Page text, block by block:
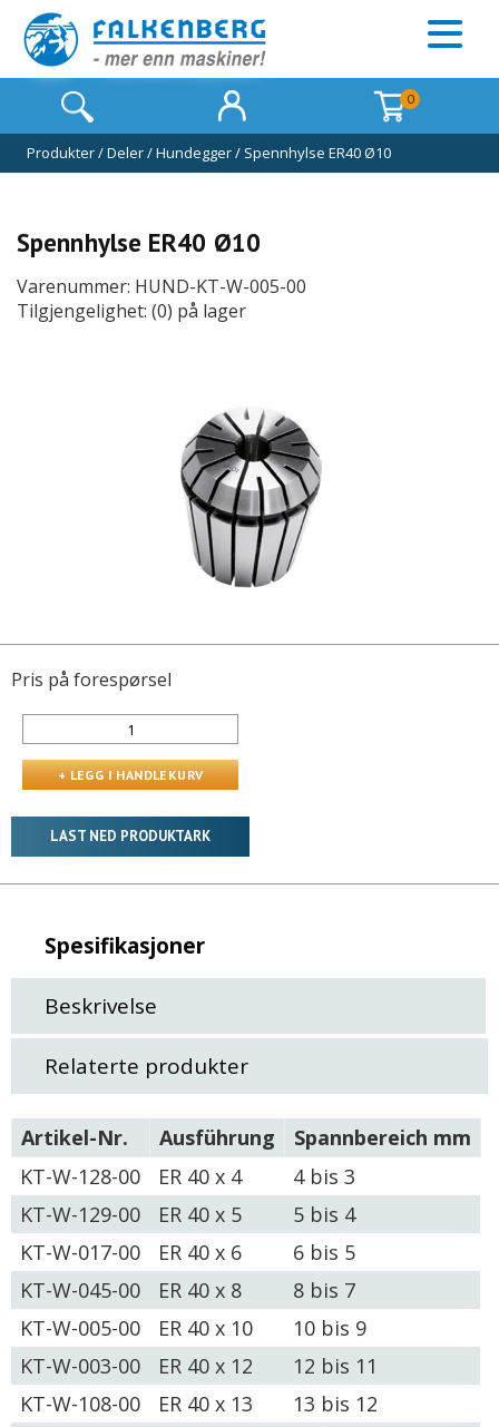
0
Produkter/Deler/Hundegger/ Spennhylse ER40 Ø10
Spennhylse ER40 Ø10
Varenummer: HUND-KT-W-005-00
Tilgjengelighet: (0) på lager
Pris på forespørsel
LAST NED PRODUKTARK
Spesifikasjoner
Beskrivelse
Relaterte produkter
Artikel-Nr. Ausführung
Spannbereich mm
KT-W-128-00
ER 40 x 4
4 bis 3
KT-W-129-00
ER 40 x 5
5 bis 4
KT-W-017-00
ER 40 x 6
6 bis 5
KT-W-045-00
ER 40 x 8
8 bis 7
KT-W-005-00
ER 40 x 10
10 bis 9
KT-W-003-00
ER 40 x 12
12 bis 11
KT-W-108-00
ER 40 x 13
13 bis 12